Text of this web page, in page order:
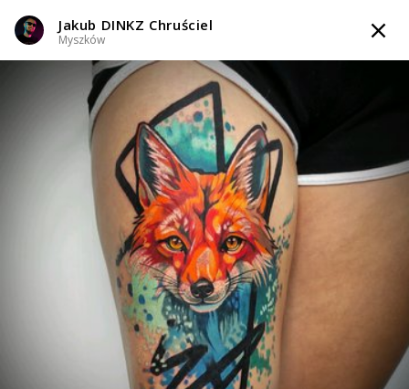
TATTOOARTIST
Jakub DINKZ Chruściel
Myszków
Abstrakcyjny / Geometryczny / Ornamenty / Graficzny /
Sketch / Minimalizm / Newschool / Graffiti / Cartooni 4 więcej
WIADOMOŚĆ
WZORY TATTOO LIFE
Jakub DINKZ Chruściel
Myszków